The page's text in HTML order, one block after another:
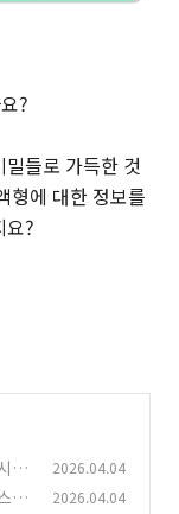
?
들로 가득한 것
형에 대한 정보를
요?
간
2026.04.04
파
2026.04.04